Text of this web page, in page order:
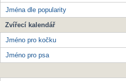
Jména dle popularity
Zvířecí kalendář
Jméno pro kočku
Jméno pro psa